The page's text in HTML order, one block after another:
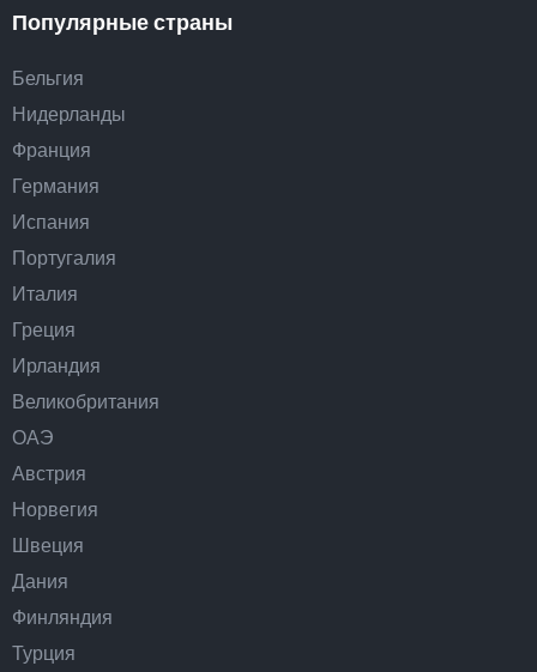
Популярные страны
Бельгия
Нидерланды
Франция
Германия
Испания
Португалия
Италия
Греция
Ирландия
Великобритания
ОАЭ
Австрия
Норвегия
Швеция
Дания
Финляндия
Турция